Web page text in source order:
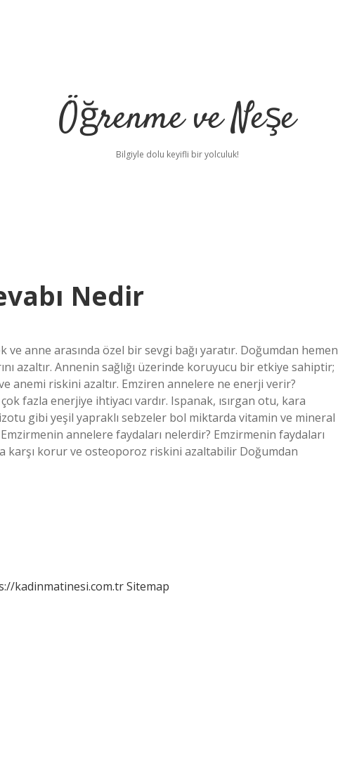
Öğrenme ve Neşe
Bilgiyle dolu keyifli bir yolculuk!
Nedir
anne arasında özel bir sevgi bağı yaratır. Doğumdan hemen
azaltır. Annenin sağlığı üzerinde koruyucu bir etkiye sahiptir;
anemi riskini azaltır. Emziren annelere ne enerji verir?
fazla enerjiye ihtiyacı vardır. Ispanak, ısırgan otu, kara
gibi yeşil yapraklı sebzeler bol miktarda vitamin ve mineral
annelere faydaları nelerdir? Emzirmenin faydaları
karşı korur ve osteoporoz riskini azaltabilir Doğumdan
kadinmatinesi.com.trSitemap